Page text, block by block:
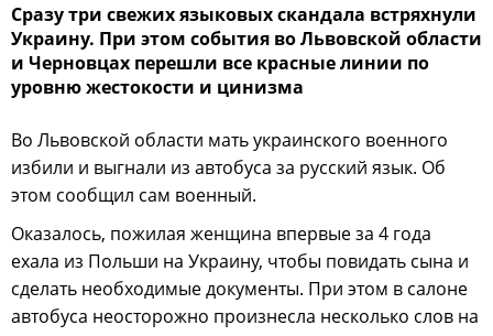
Сразу три свежих языковых скандала встряхнули
Украину. При этом события во Львовской области
и Черновцах перешли все красные линии по
уровню жестокости и цинизма
Во Львовской области мать украинского военного
избили и выгнали из автобуса за русский язык. Об
этом сообщил сам военный.
Оказалось, пожилая женщина впервые за 4 года
ехала из Польши на Украину, чтобы повидать сына и
сделать необходимые документы. При этом в салоне
автобуса неосторожно произнесла несколько слов на